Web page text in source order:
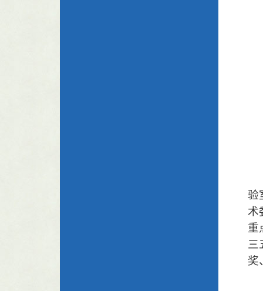
验
术
重
三
奖